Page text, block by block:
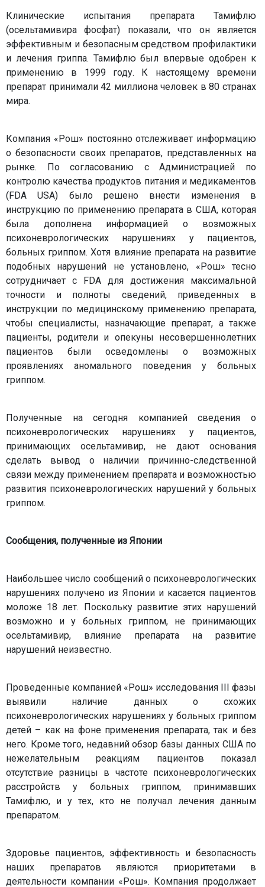
Клинические испытания препарата Тамифлю
(осельтамивира фосфат) показали, что он является
эффективным и безопасным средством профилактики
и лечения гриппа. Тамифлю был впервые одобрен к
применению в 1999 году. К настоящему времени
препарат принимали 42 миллиона человек в 80 странах
мира.
Компания «Рош» постоянно отслеживает информацию
о безопасности своих препаратов, представленных на
рынке. По согласованию с Администрацией по
контролю качества продуктов питания и медикаментов
(FDA USA) было решено внести изменения в
инструкцию по применению препарата в США, которая
была дополнена информацией о возможных
психоневрологических нарушениях у пациентов,
больных гриппом. Хотя влияние препарата на развитие
подобных нарушений не установлено, «Рош» тесно
сотрудничает с FDA для достижения максимальной
точности и полноты сведений, приведенных в
инструкции по медицинскому применению препарата,
чтобы специалисты, назначающие препарат, а также
пациенты, родители и опекуны несовершеннолетних
пациентов были осведомлены о возможных
проявлениях аномального поведения у больных
гриппом.
Полученные на сегодня компанией сведения о
психоневрологических нарушениях у пациентов,
принимающих осельтамивир, не дают основания
сделать вывод о наличии причинно-следственной
связи между применением препарата и возможностью
развития психоневрологических нарушений у больных
гриппом.
Сообщения, полученные из Японии
Наибольшее число сообщений о психоневрологических
нарушениях получено из Японии и касается пациентов
моложе 18 лет. Поскольку развитие этих нарушений
возможно и у больных гриппом, не принимающих
осельтамивир, влияние препарата на развитие
нарушений неизвестно.
Проведенные компанией «Рош» исследования III фазы
выявили наличие данных о схожих
психоневрологических нарушениях у больных гриппом
детей – как на фоне применения препарата, так и без
него. Кроме того, недавний обзор базы данных США по
нежелательным реакциям пациентов показал
отсутствие разницы в частоте психоневрологических
расстройств у больных гриппом, принимавших
Тамифлю, и у тех, кто не получал лечения данным
препаратом.
Здоровье пациентов, эффективность и безопасность
наших препаратов являются приоритетами в
деятельности компании «Рош». Компания продолжает